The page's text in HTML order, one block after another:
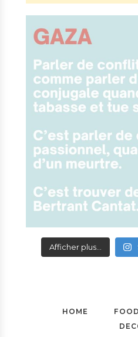
Afficher plus...
HOME FOOD